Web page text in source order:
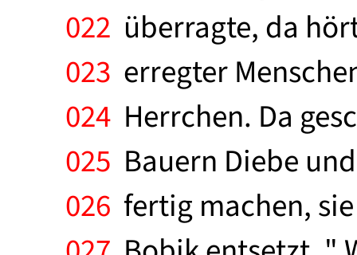
022 überragte, da
023 erregter
024 Herrchen. Da
025 Bauern Diebe
026 fertig machen,